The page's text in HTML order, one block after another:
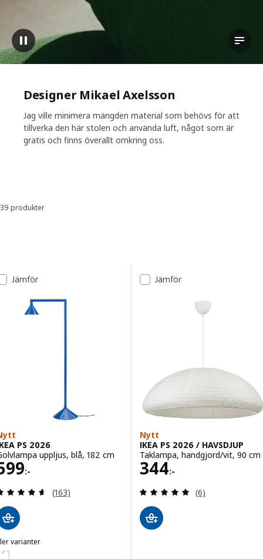
Pausa video Visa
Designer Mikael Axelsson
Jag ville minimera mängden material som behövs för att
tillverka den här stolen och använda luft, något som är
gratis och finns överallt omkring oss.
Sortera och filtrera
39 produkter
Lista över resultat
Jämför
PS 2026
uppljus, blå, 182 cm
:-
599:-
Recensera: 4.6 utav 5 stjärnor. Totalt antal
(163)
varianter
PS 2026IKEA PS 2026, Golvlampa uppljus, gul, 182 cm
Jämför
Nytt
IKEA PS 2026 / HAVSDJUP
Taklampa, handgjord/vit, 90 cm
344:-
Pris 344:-
Recensera: 5
(6)